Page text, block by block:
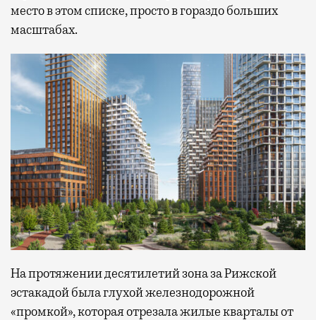
место в этом списке, просто в гораздо больших
масштабах.
На протяжении десятилетий зона за Рижской
эстакадой была глухой железнодорожной
«промкой», которая отрезала жилые кварталы от